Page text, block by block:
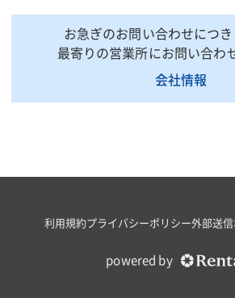
デッキ外寸法(長さ×幅×
手すり高さ)(m)
デッキ旋回角度/旋回速度
360°連続/
ー17°〜78°
資格 高所作業車
お急ぎのお問い合わせにつき
最寄りの営業所にお問い合わ
会社情報
利用規約プライバシーポリシー外部送
powered by